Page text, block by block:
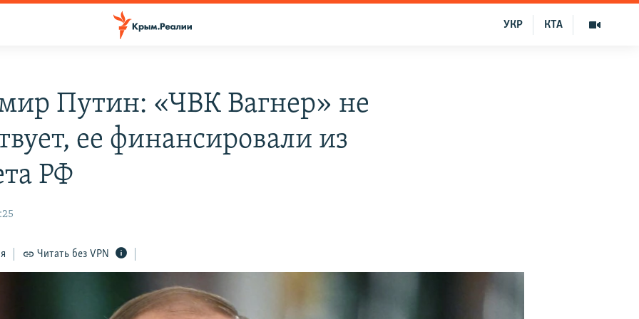
КТА
УКР
Путин: «ЧВК Вагнер» не
ее финансировали из
РФ
Читать без VPN